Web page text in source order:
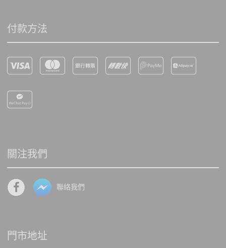
付款方法
關注我們
聯絡我們
門市地址